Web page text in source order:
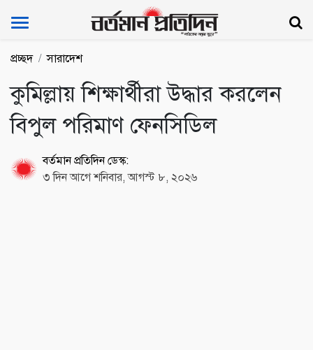
Bartoman Protidin
প্রচ্ছদ সারাদেশ
কুমিল্লায় শিক্ষার্থীরা উদ্ধার করলেন
বিপুল পরিমাণ ফেনসিডিল
বর্তমান প্রতিদিন ডেস্ক:
৩ দিন আগে শনিবার, আগস্ট ৮, ২০২৬